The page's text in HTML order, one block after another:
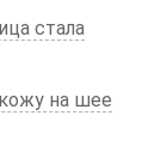
стала
на шее